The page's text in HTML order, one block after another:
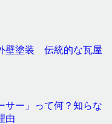
壁塗装 伝統的な瓦屋
サー」って何？知らな
由